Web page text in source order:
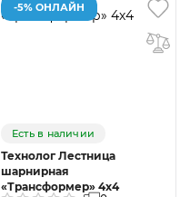
-5% ОНЛАЙН
Есть в наличии
Технолог Лестница
шарнирная
«Трансформер» 4х4